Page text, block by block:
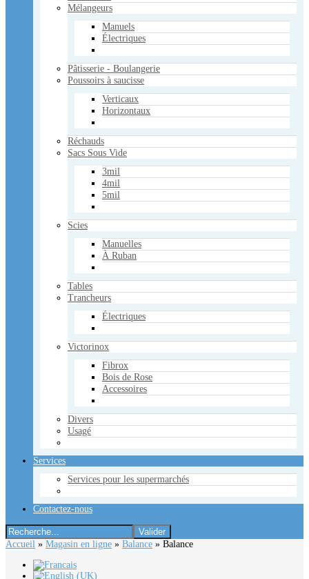
Services pour les supermarchés
Mélangeurs
Manuels
Électriques
Pâtisserie - Boulangerie
Poussoirs à saucisse
Verticaux
Horizontaux
Réchauds
Sacs Sous Vide
3mil
4mil
5mil
Scies
Manuelles
À Ruban
Tables
Trancheurs
Électriques
Victorinox
Fibrox
Bois de Rose
Accessoires
Divers
Usagé
Services
Services pour les supermarchés
Contactez-nous
Accueil » Magasin en ligne » Balance » Balance